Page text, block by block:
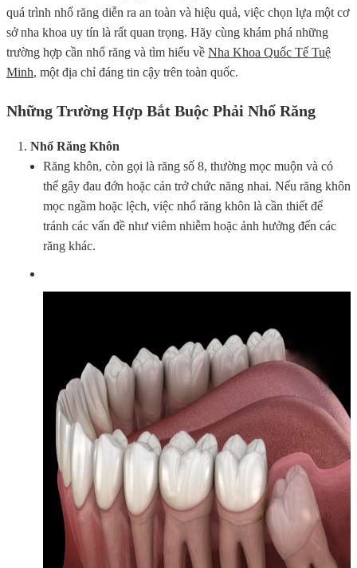
quá trình nhổ răng diễn ra an toàn và hiệu quả, việc chọn lựa một cơ
sở nha khoa uy tín là rất quan trọng. Hãy cùng khám phá những
trường hợp cần nhổ răng và tìm hiểu về Nha Khoa Quốc Tế Tuệ
Minh, một địa chỉ đáng tin cậy trên toàn quốc.
Những Trường Hợp Bắt Buộc Phải Nhổ Răng
Nhổ Răng Khôn
Răng khôn, còn gọi là răng số 8, thường mọc muộn và có
thể gây đau đớn hoặc cản trở chức năng nhai. Nếu răng khôn
mọc ngầm hoặc lệch, việc nhổ răng khôn là cần thiết để
tránh các vấn đề như viêm nhiễm hoặc ảnh hưởng đến các
răng khác.